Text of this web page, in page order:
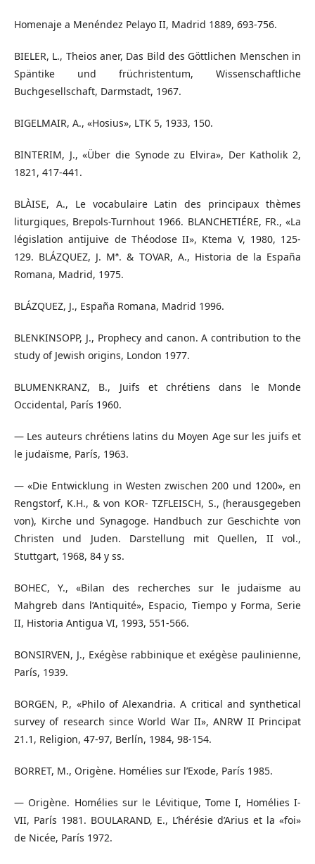
Homenaje a Menéndez Pelayo II, Madrid 1889, 693-756.
BIELER, L., Theios aner, Das Bild des Göttlichen Menschen in
Späntike und früchristentum, Wissenschaftliche
Buchgesellschaft, Darmstadt, 1967.
BIGELMAIR, A., «Hosius», LTK 5, 1933, 150.
BINTERIM, J., «Über die Synode zu Elvira», Der Katholik 2,
1821, 417-441.
BLÀISE, A., Le vocabulaire Latin des principaux thèmes
liturgiques, Brepols-Turnhout 1966. BLANCHETIÉRE, FR., «La
législation antijuive de Théodose II», Ktema V, 1980, 125-
129. BLÁZQUEZ, J. Mª. & TOVAR, A., Historia de la España
Romana, Madrid, 1975.
BLÁZQUEZ, J., España Romana, Madrid 1996.
BLENKINSOPP, J., Prophecy and canon. A contribution to the
study of Jewish origins, London 1977.
BLUMENKRANZ, B., Juifs et chrétiens dans le Monde
Occidental, París 1960.
— Les auteurs chrétiens latins du Moyen Age sur les juifs et
le judaïsme, París, 1963.
— «Die Entwicklung in Westen zwischen 200 und 1200», en
Rengstorf, K.H., & von KOR- TZFLEISCH, S., (herausgegeben
von), Kirche und Synagoge. Handbuch zur Geschichte von
Christen und Juden. Darstellung mit Quellen, II vol.,
Stuttgart, 1968, 84 y ss.
BOHEC, Y., «Bilan des recherches sur le judaïsme au
Mahgreb dans l’Antiquité», Espacio, Tiempo y Forma, Serie
II, Historia Antigua VI, 1993, 551-566.
BONSIRVEN, J., Exégèse rabbinique et exégèse paulinienne,
París, 1939.
BORGEN, P., «Philo of Alexandria. A critical and synthetical
survey of research since World War II», ANRW II Principat
21.1, Religion, 47-97, Berlín, 1984, 98-154.
BORRET, M., Origène. Homélies sur l’Exode, París 1985.
— Origène. Homélies sur le Lévitique, Tome I, Homélies I-
VII, París 1981. BOULARAND, E., L’hérésie d’Arius et la «foi»
de Nicée, París 1972.